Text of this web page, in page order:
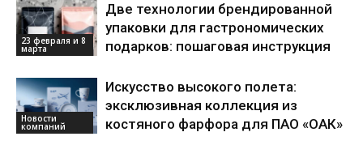
23 февраля и 8
марта
Две технологии брендированной
упаковки для гастрономических
подарков: пошаговая инструкция
Новости
компаний
Искусство высокого полета:
эксклюзивная коллекция из
костяного фарфора для ПАО «ОАК»